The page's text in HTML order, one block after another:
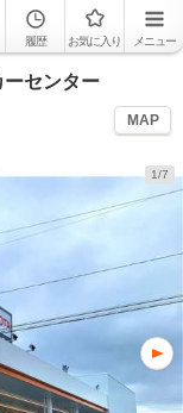
履歴 お気に入り メニュー
センター
MAP
1/7